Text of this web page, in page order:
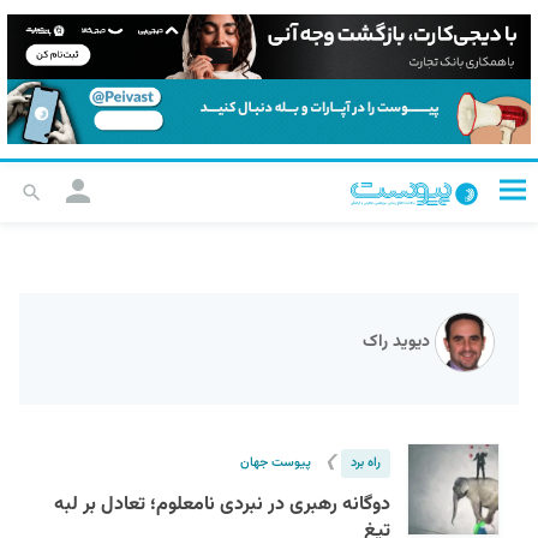
دیوید راک
راه برد ❯ پیوست جهان
دوگانه‌ رهبری در نبردی نامعلوم؛‌ تعادل بر لبه
تیغ